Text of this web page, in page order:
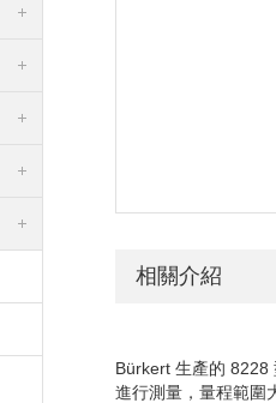
相關介紹
Bürkert 生產的 8228
進行測量，量程範圍